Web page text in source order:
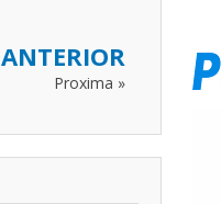
ANTERIOR
Proxima »